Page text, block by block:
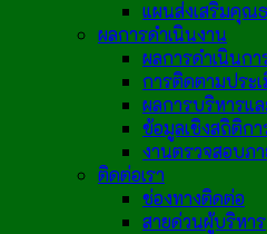
แผนส่งเสริมคุณ
ผลการดำเนินงาน
ผลการดำเนินกา
การติดตามประ
ผลการบริหารแ
ข้อมูลเชิงสถิติก
งานตรวจสอบภ
ติดต่อเรา
ช่องทางติดต่อ
สายด่วนผู้บริหาร